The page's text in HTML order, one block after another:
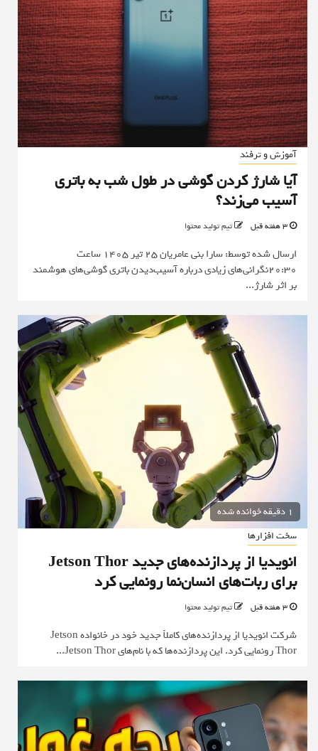
آموزش و ترفند
آیا شارژ کردن گوشی در طول شب به باتری
آسیب می‌زند؟
تیم تولید محتوا
ارسال شده توسط: سارا بنی عامریان 25 تیر 1405 ساعت
20:30نگرانی‌های زیادی درباره آسیب‌دیدن باتری گوشی‌های هوشمند
بر اثر شارژ...
1 دقیقه خوانده شده
سخت افزارها
انویدیا از پردازنده‌های جدید Jetson Thor
برای ربات‌های انسان‌نما رونمایی کرد
تیم تولید محتوا
شرکت انویدیا از پردازنده‌های کاملاً جدید خود در خانواده Jetson
Thor رونمایی کرد. این پردازنده‌ها که با نام‌های Jetson Thor...